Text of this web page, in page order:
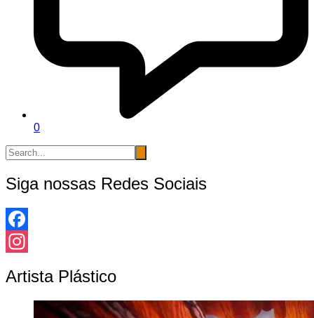
0
Siga nossas Redes Sociais
Facebook
Artista Plástico